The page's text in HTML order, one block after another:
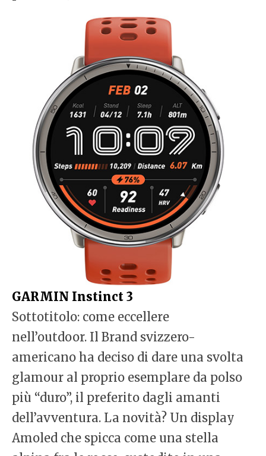
GARMIN Instinct 3
Sottotitolo: come eccellere
nell’outdoor. Il Brand svizzero-
americano ha deciso di dare una svolta
glamour al proprio esemplare da polso
più “duro”, il preferito dagli amanti
dell’avventura. La novità? Un display
Amoled che spicca come una stella